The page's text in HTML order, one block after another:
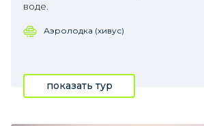
воде.
Аэролодка (хивус)
показать тур